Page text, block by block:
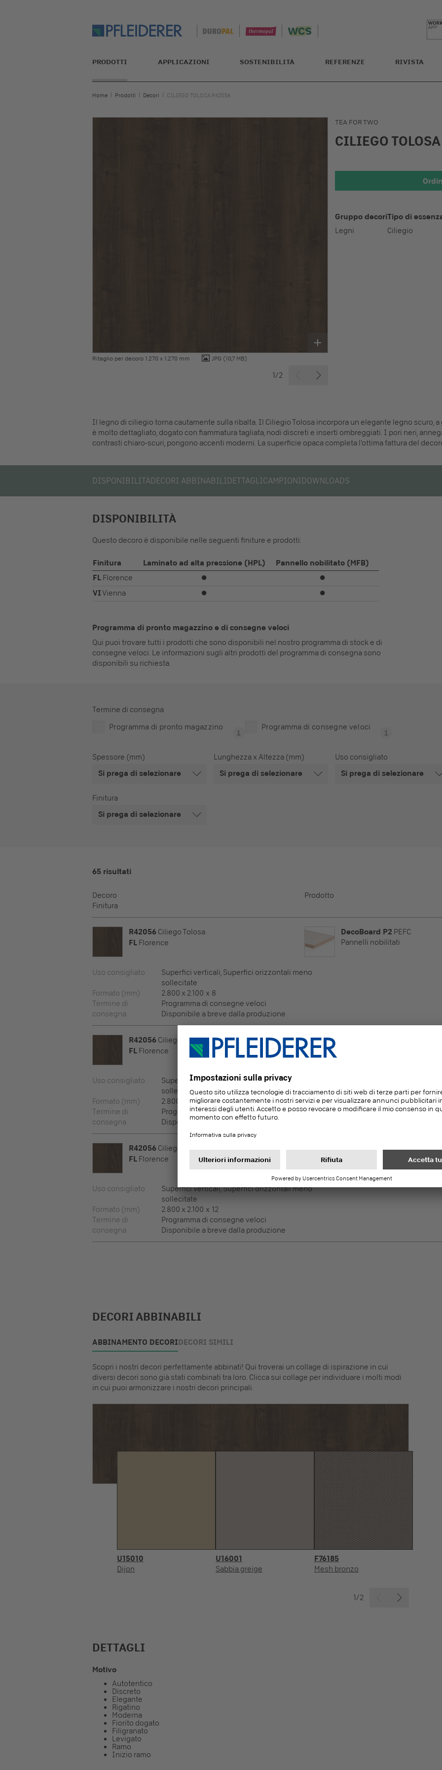
PRODOTTI APPLICAZIONI SOSTENIBILITÀ REFERENZE RIVISTA
Home Prodotti Decori CILIEGO TOLOSA R42056
Ritaglio per decoro 1.270 x 1.270 mm JPG (10,7 MB)
Dettagli
1/2
TEA FOR TWO
CILIEGO
Gruppo decori
Legni
Tipo di
Ciliegio
Il legno di ciliegio torna cautamente sulla ribalta. Il Ciliegio Tolosa incorpora un elegante legno scuro,
è molto dettagliato, dogato con fiammatura tagliata, nodi discreti e inserti ombreggiati. I pori neri,
contrasti chiaro-scuri, pongono accenti moderni. La superficie opaca completa l'ottima fattura del
DISPONIBILITÀDECORI ABBINABILIDETTAGLICAMPIONIDOWNLOADS
DISPONIBILITÀ
Questo decoro è disponibile nelle seguenti finiture e prodotti:
Finitura Laminato ad alta pressione (HPL)
Pannello nobilitato (MFB)
FL Florence ⏺ ⏺
VIVienna ⏺ ⏺
Programma di pronto magazzino e di consegne veloci
Qui puoi trovare tutti i prodotti che sono disponibili nel nostro programma di stock e di
consegne veloci. Le informazioni sugli altri prodotti del programma di consegna sono
disponibili su richiesta.
Termine di consegna
Programma di pronto magazzino
Programma di consegne veloci
Spessore (mm)
Si prega di selezionare
Lunghezza x Altezza (mm)
Si prega di selezionare
Uso consigliato
Si prega di selezionare
Finitura
Si prega di selezionare
65 risultati
Decoro
Finitura
Prodotto
R42056 Ciliego Tolosa
FL Florence
DecoBoard P2 PEFC
Pannelli nobilitati
Uso consigliato
Superfici verticali, Superfici orizzontali meno
sollecitate
Formato (mm)
2.800 x 2.100 x 8
Termine di
consegna
Programma di consegne veloci
Disponibile a breve dalla produzione
R42056 Ciliego Tolosa
FL Florence
Uso consigliato
Superfici verticali, Superfici orizzontali meno
sollecitate
Formato (mm)
2.800 x 2.100 x 10
Termine di
consegna
Programma di consegne veloci
Disponibile a breve dalla produzione
R42056 Ciliego Tolosa
FL Florence
DecoBoard P2PEFC
Pannelli nobilitati
Uso consigliato
Superfici verticali, Superfici orizzontali meno
sollecitate
Formato (mm)
2.800 x 2.100 x 12
Termine di
consegna
Programma di consegne veloci
Disponibile a breve dalla produzione
DECORI ABBINABILI
ABBINAMENTO DECORIDECORI SIMILI
Scopri i nostri decori perfettamente abbinati! Qui troverai un collage di ispirazione in cui
diversi decori sono già stati combinati tra loro. Clicca sui collage per individuare i molti modi
in cui puoi armonizzare i nostri decori principali.
U15010
Dijon
U16001
Sabbia greige
F76185
Mesh bronzo
1/2
DETTAGLI
Motivo
Autotentico
Discreto
Elegante
Rigatino
Moderna
Fiorito dogato
Filigranato
Levigato
Ramo
Inizio ramo